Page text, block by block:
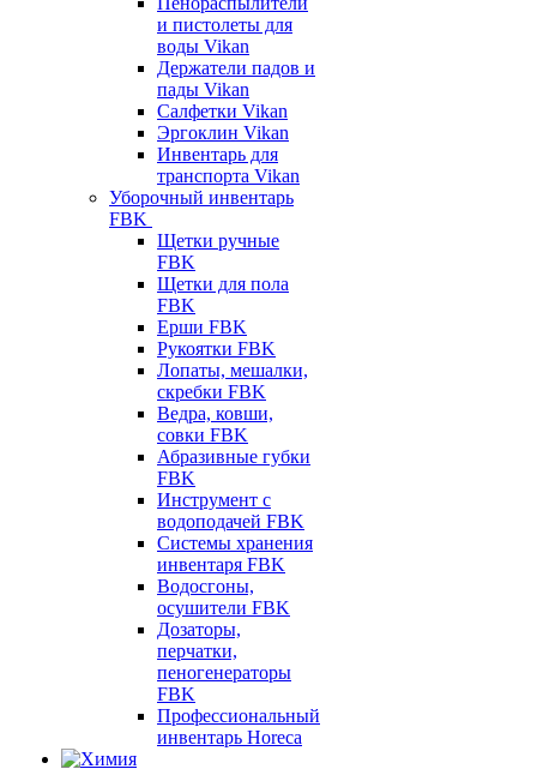
и пистолеты для
воды Vikan
Держатели падов и
пады Vikan
Салфетки Vikan
Эргоклин Vikan
Инвентарь для
транспорта Vikan
Уборочный инвентарь
FBK
Щетки ручные
FBK
Щетки для пола
FBK
Ерши FBK
Рукоятки FBK
Лопаты, мешалки,
скребки FBK
Ведра, ковши,
совки FBK
Абразивные губки
FBK
Инструмент с
водоподачей FBK
Системы хранения
инвентаря FBK
Водосгоны,
осушители FBK
Дозаторы,
перчатки,
пеногенераторы
FBK
Профессиональный
инвентарь Horeca